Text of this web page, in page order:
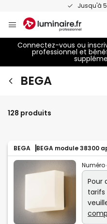
Jusqu'à
contenu
Connectez-vous ou
professionnel et
BEGA
BEGA BEGA module 38300
Numéro
Pour
tarifs
128 produits